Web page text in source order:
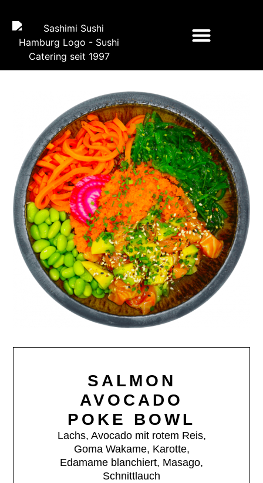
SALMON
AVOCADO
POKE BOWL
Lachs, Avocado mit rotem Reis,
Goma Wakame, Karotte,
Edamame blanchiert, Masago,
Schnittlauch